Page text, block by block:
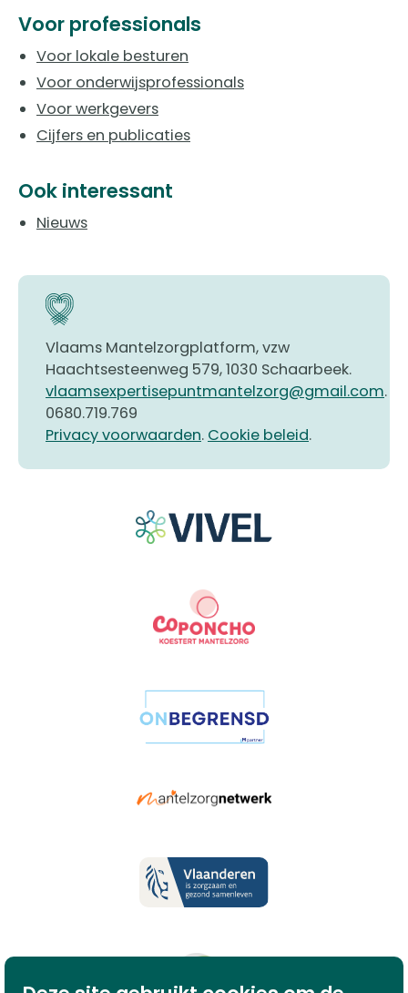
Voor professionals
Voor lokale besturen
Voor onderwijsprofessionals
Voor werkgevers
Cijfers en publicaties
Ook interessant
Nieuws
Vlaams Mantelzorgplatform, vzw
Haachtsesteenweg 579, 1030 Schaarbeek.
vlaamsexpertisepuntmantelzorg@gmail.com.
0680.719.769
Privacy voorwaarden. Cookie beleid.